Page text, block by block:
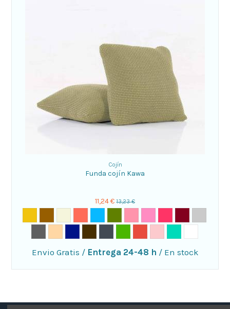
Cojín
Funda cojín Kawa
11,24 € 13,23 €
Envio Gratis / Entrega 24-48 h / En stock